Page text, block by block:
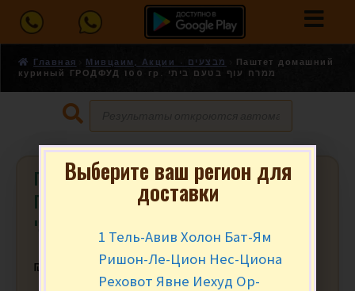
Главная Мивцаим, Акции - מבצעים
Паштет домашний
куриный ГРОДФУД 100 гр. ממרח עוף בטעם ביתי
Паштет домашний куриный
ГРОДФУД 100 гр. ממרח עוף בטעם
ביתי
₪
Выберите ваш регион для
доставки
1 Тель-Авив Холон Бат-Ям
Ришон-Ле-Цион Нес-Циона
Реховот Явне Иехуд Ор-